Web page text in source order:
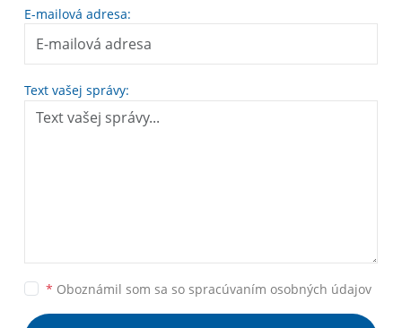
E-mailová adresa:
Text vašej správy:
* Oboznámil som sa so spracúvaním osobných údajov